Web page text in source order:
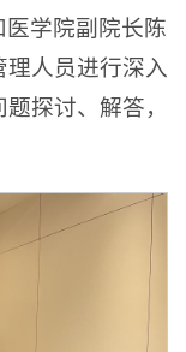
学院副院长陈
人员进行深入
探讨、解答，